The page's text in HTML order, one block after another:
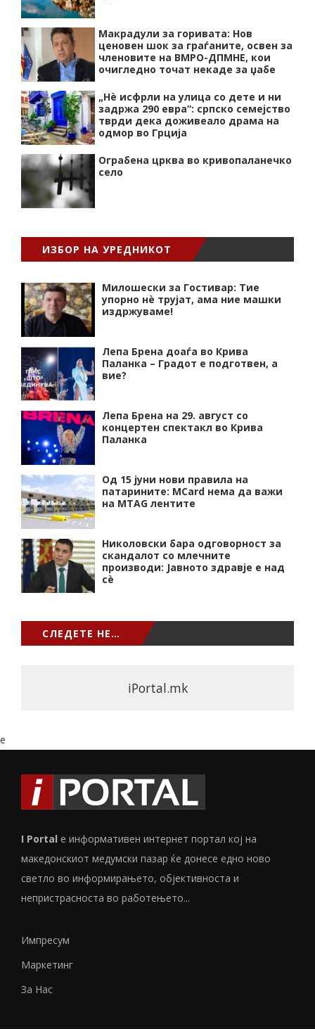
Макрадули за горивата: Нов
ценовен шок за граѓаните, освен за
членовите на ВМРО-ДПМНЕ, кои
очигледно точат некаде за џабе
„Нѐ исфрли на улица со дете и ни
задржа 290 евра“: српско семејство
тврди дека доживеало драма на
одмор во Грција
Ограбена црква во кривопаланечко
село
ИЗБОР НА УРЕДНИКОТ
Милошески за Гостивар: Тие
упорно нѐ трујат, ама ние машки
издржуваме!
Лепа Брена доаѓа во Крива
Паланка – Градот е подготвен, а
вие?
Лепа Брена на 29. август со
концертен спектакл во Крива
Паланка
Од 15 јуни нови правила на
патарините: MCard нема да важи
на MTAG лентите
Николовски бара одговорност за
скандалот со млечните
производи: Јавното здравје е над
сѐ
СЛЕДЕТЕ НЕ…
iPortal.mk
e
I Portal е информативен интернет портал кој на
македонскиот медумски пазар ќе донесе едно ново
светло во информирањето, објективноста и
непристрасноста во работењето...
Импресум
Маркетинг
За Нас